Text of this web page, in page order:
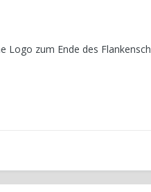
Logo zum Ende des